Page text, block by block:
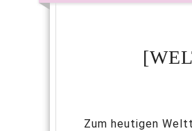
Zum heutigen